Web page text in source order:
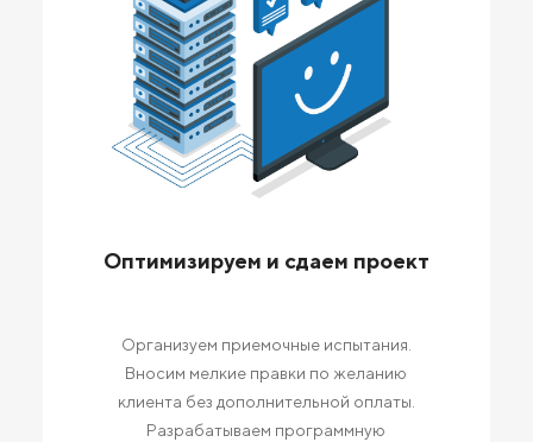
Оптимизируем и сдаем проект
Организуем приемочные испытания.
Вносим мелкие правки по желанию
клиента без дополнительной оплаты.
Разрабатываем программную